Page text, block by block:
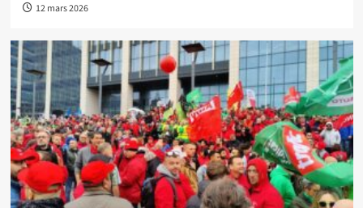
12 mars 2026